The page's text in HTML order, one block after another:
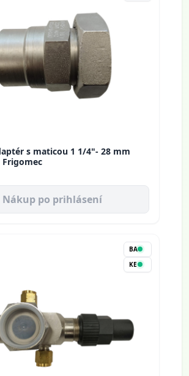
s maticou 1 1/4"- 28 mm
Frigomec
Nákup po prihlásení
BA
KE